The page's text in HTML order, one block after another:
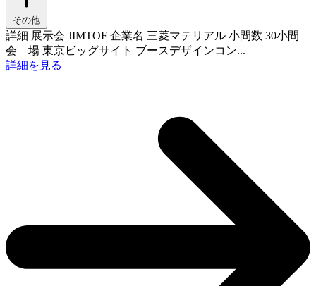
その他
詳細 展示会 JIMTOF 企業名 三菱マテリアル 小間数 30小間
会 場 東京ビッグサイト ブースデザインコン...
詳細を見る